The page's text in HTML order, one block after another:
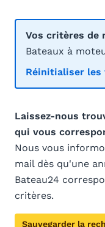
Vos critères de
Bateaux à
Réinitialiser
Laissez-nous
qui vous
Nous vous
mail dès qu'une
Bateau24
critères.
Sauvegarder la